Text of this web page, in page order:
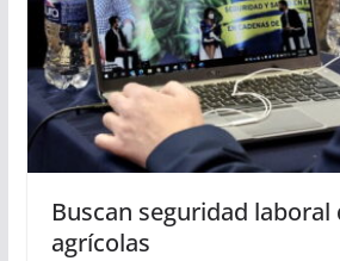
Buscan seguridad
agrícolas